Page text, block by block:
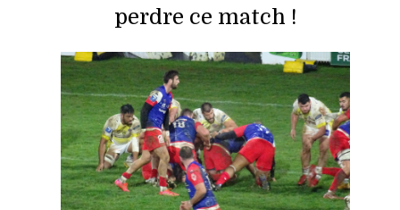
perdre ce match !